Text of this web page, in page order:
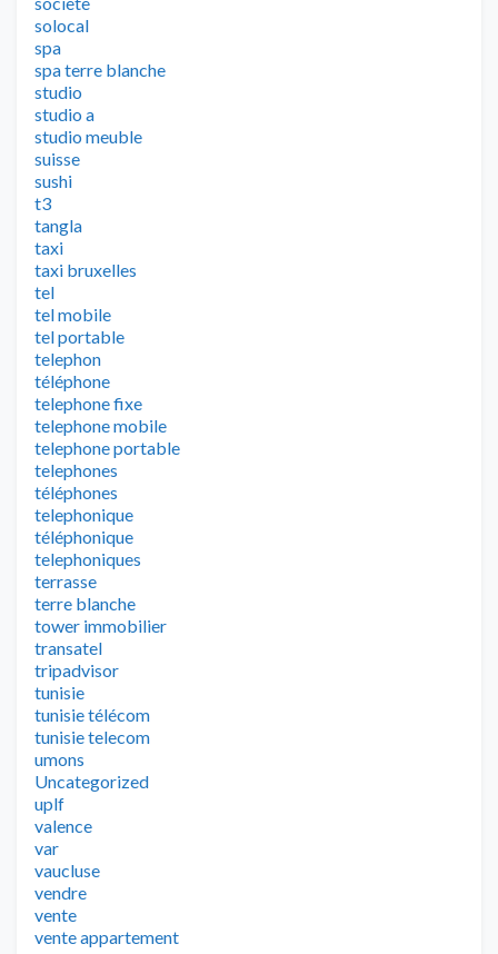
solocal
spa
spa terre blanche
studio
studio a
studio meuble
suisse
sushi
t3
tangla
taxi
taxi bruxelles
tel
tel mobile
tel portable
telephon
téléphone
telephone fixe
telephone mobile
telephone portable
telephones
téléphones
telephonique
téléphonique
telephoniques
terrasse
terre blanche
tower immobilier
transatel
tripadvisor
tunisie
tunisie télécom
tunisie telecom
umons
Uncategorized
uplf
valence
var
vaucluse
vendre
vente
vente appartement